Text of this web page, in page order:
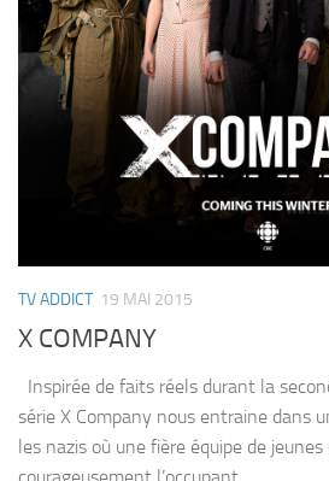
TV ADDICT 19 MAI 2015
X COMPANY
Inspirée de faits réels durant la
série X Company nous entraine dans
les nazis où une fière équipe de